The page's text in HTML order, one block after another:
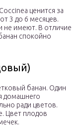
ценится за
3 до 6 месяцев.
не имеют. В отличие
спокойно
банан. Один
домашнего
ради цветов.
Цвет плодов